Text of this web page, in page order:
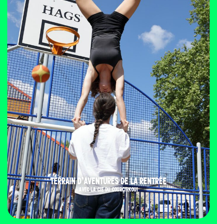
TERRAIN D’AVENTURES DE LA RENTRÉE
AVEC LA CIE DU COURCIRKOUI